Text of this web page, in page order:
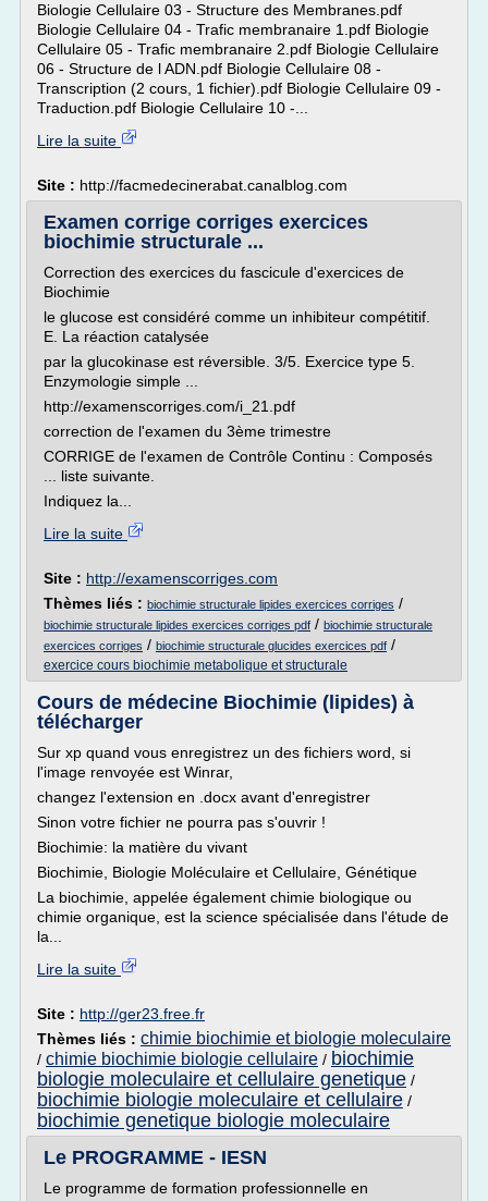
Biologie Cellulaire 03 - Structure des Membranes.pdf
Biologie Cellulaire 04 - Trafic membranaire 1.pdf Biologie
Cellulaire 05 - Trafic membranaire 2.pdf Biologie Cellulaire
06 - Structure de l ADN.pdf Biologie Cellulaire 08 -
Transcription (2 cours, 1 fichier).pdf Biologie Cellulaire 09 -
Traduction.pdf Biologie Cellulaire 10 -...
Lire la suite
Site : http://facmedecinerabat.canalblog.com
Examen corrige corriges exercices
biochimie structurale ...
Correction des exercices du fascicule d'exercices de
Biochimie
le glucose est considéré comme un inhibiteur compétitif.
E. La réaction catalysée
par la glucokinase est réversible. 3/5. Exercice type 5.
Enzymologie simple ...
http://examenscorriges.com/i_21.pdf
correction de l'examen du 3ème trimestre
CORRIGE de l'examen de Contrôle Continu : Composés
... liste suivante.
Indiquez la...
Lire la suite
Site : http://examenscorriges.com
Thèmes liés : biochimie structurale lipides exercices corriges /
biochimie structurale lipides exercices corriges pdf / biochimie structurale
exercices corriges / biochimie structurale glucides exercices pdf /
exercice cours biochimie metabolique et structurale
Cours de médecine Biochimie (lipides) à
télécharger
Sur xp quand vous enregistrez un des fichiers word, si
l'image renvoyée est Winrar,
changez l'extension en .docx avant d'enregistrer
Sinon votre fichier ne pourra pas s'ouvrir !
Biochimie: la matière du vivant
Biochimie, Biologie Moléculaire et Cellulaire, Génétique
La biochimie, appelée également chimie biologique ou
chimie organique, est la science spécialisée dans l'étude de
la...
Lire la suite
Site : http://ger23.free.fr
Thèmes liés : chimie biochimie et biologie moleculaire
/ chimie biochimie biologie cellulaire / biochimie
biologie moleculaire et cellulaire genetique /
biochimie biologie moleculaire et cellulaire /
biochimie genetique biologie moleculaire
Le PROGRAMME - IESN
Le programme de formation professionnelle en